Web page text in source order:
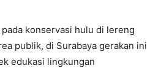
konservasi hulu di lereng
publik, di Surabaya gerakan ini
edukasi lingkungan